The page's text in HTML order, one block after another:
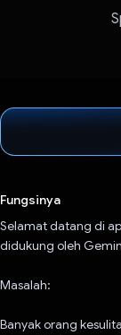
Fungsinya
Selamat datang di
didukung oleh
Masalah:
Banyak orang